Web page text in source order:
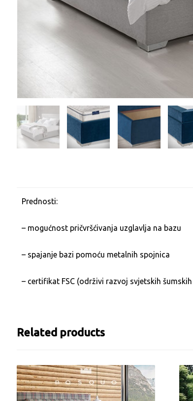
Prednosti:
– mogućnost pričvršćivanja uzglavlja na bazu
– spajanje bazi pomoću metalnih spojnica
– certifikat FSC(održivi razvoj svjetskih
Related products